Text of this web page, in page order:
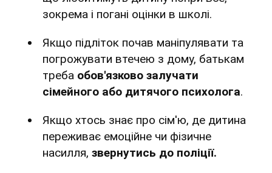
зокрема і погані оцінки в школі.
Якщо підліток почав маніпулявати та
погрожувати втечею з дому, батькам
треба обов'язково залучати
сімейного або дитячого психолога.
Якщо хтось знає про сім'ю, де дитина
переживає емоційне чи фізичне
насилля, звернутись до поліції.